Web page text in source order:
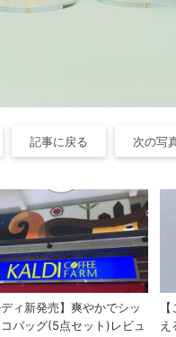
記事に戻る 次の写